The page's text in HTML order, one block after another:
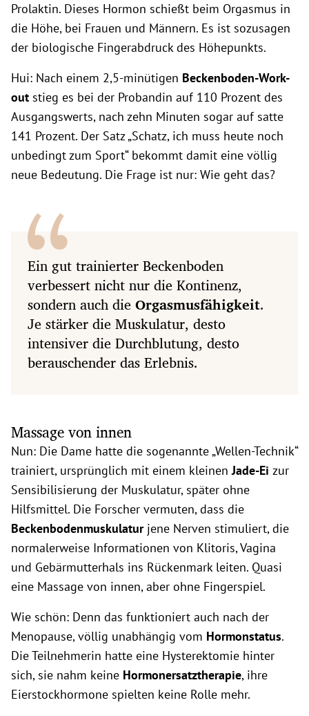
Prolaktin. Dieses Hormon schießt beim Orgasmus in
die Höhe, bei Frauen und Männern. Es ist sozusagen
der biologische Fingerabdruck des Höhepunkts.
Hui: Nach einem 2,5-minütigen Beckenboden-Work-
out stieg es bei der Probandin auf 110 Prozent des
Ausgangswerts, nach zehn Minuten sogar auf satte
141 Prozent. Der Satz „Schatz, ich muss heute noch
unbedingt zum Sport“ bekommt damit eine völlig
neue Bedeutung. Die Frage ist nur: Wie geht das?
Ein gut trainierter Beckenboden
verbessert nicht nur die Kontinenz,
sondern auch dieOrgasmusfähigkeit.
Je stärker die Muskulatur, desto
intensiver die Durchblutung, desto
berauschender das Erlebnis.
Massage von innen
Nun: Die Dame hatte die sogenannte „Wellen-Technik“
trainiert, ursprünglich mit einem kleinenJade-Ei zur
Sensibilisierung der Muskulatur, später ohne
Hilfsmittel. Die Forscher vermuten, dass die
Beckenbodenmuskulatur jene Nerven stimuliert, die
normalerweise Informationen von Klitoris, Vagina
und Gebärmutterhals ins Rückenmark leiten. Quasi
eine Massage von innen, aber ohne Fingerspiel.
Wie schön: Denn das funktioniert auch nach der
Menopause, völlig unabhängig vom Hormonstatus.
Die Teilnehmerin hatte eine Hysterektomie hinter
sich, sie nahm keine Hormonersatztherapie, ihre
Eierstockhormone spielten keine Rolle mehr.